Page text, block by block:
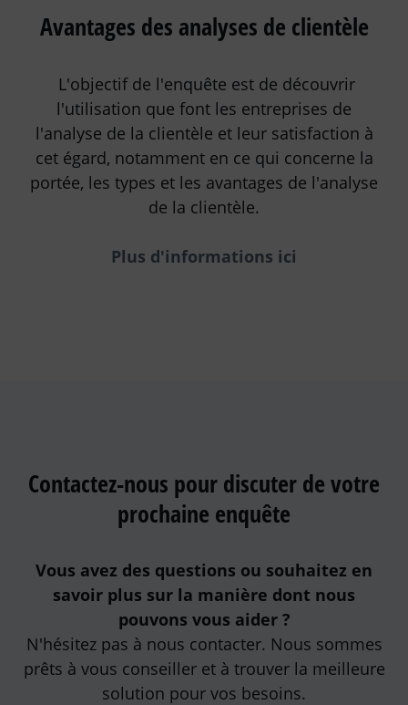
Avantages des analyses de clientèle
L'objectif de l'enquête est de découvrir
l'utilisation que font les entreprises de
l'analyse de la clientèle et leur satisfaction à
cet égard, notamment en ce qui concerne la
portée, les types et les avantages de l'analyse
de la clientèle.
Plus d'informations ici
Contactez-nous pour discuter de votre
prochaine enquête
Vous avez des questions ou souhaitez en
savoir plus sur la manière dont nous
pouvons vous aider ?
N'hésitez pas à nous contacter. Nous sommes
prêts à vous conseiller et à trouver la meilleure
solution pour vos besoins.